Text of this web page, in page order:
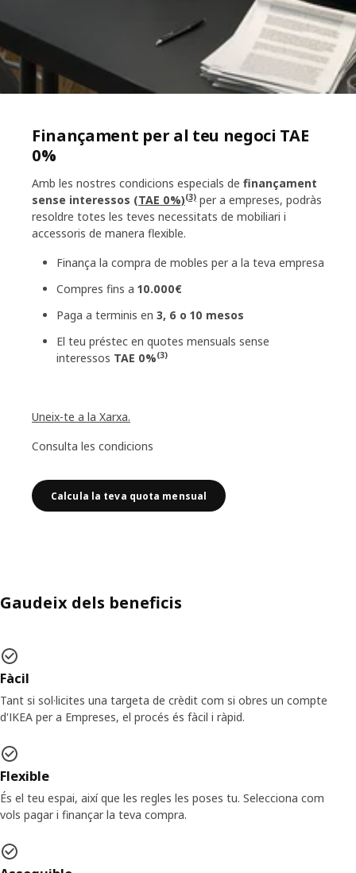
Finançament per al teu negoci TAE
0%
Amb les nostres condicions especials de finançament
sense interessos (TAE 0%)(3) per a empreses, podràs
resoldre totes les teves necessitats de mobiliari i
accessoris de manera flexible.
Finança la compra de mobles per a la teva empresa
Compres fins a 10.000€
Paga a terminis en 3, 6 o 10 mesos
El teu préstec en quotes mensuals sense
interessos TAE 0%(3)
Uneix-te a la Xarxa.
Consulta les condicions
Calcula la teva quota mensual
Gaudeix dels beneficis
Fàcil
Tant si sol·licites una targeta de crèdit com si obres un compte
d'IKEA per a Empreses, el procés és fàcil i ràpid.
Flexible
És el teu espai, així que les regles les poses tu. Selecciona com
vols pagar i finançar la teva compra.